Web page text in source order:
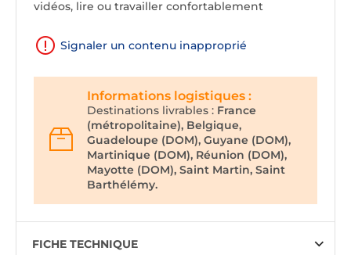
vidéos, lire ou travailler confortablement
Signaler un contenu inapproprié
Informations logistiques :
Destinations livrables : France
(métropolitaine), Belgique,
Guadeloupe (DOM), Guyane (DOM),
Martinique (DOM), Réunion (DOM),
Mayotte (DOM), Saint Martin, Saint
Barthélémy.
FICHE TECHNIQUE